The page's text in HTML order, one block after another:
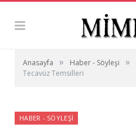
Anasayfa » Haber - Söyleşi »
Tecavüz Temsilleri
HABER - SÖYLEŞI